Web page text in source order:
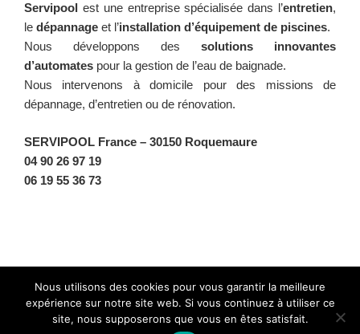
Servipool est une entreprise spécialisée dans l’entretien,
le dépannage et l’installation d’équipement de piscines.
Nous développons des solutions innovantes
d’automates pour la gestion de l’eau de baignade.
Nous intervenons à domicile pour des missions de
dépannage, d’entretien ou de rénovation.
SERVIPOOL France – 30150 Roquemaure
04 90 26 97 19
06 19 55 36 73
Fièrement propulsé par WordPress
Nous utilisons des cookies pour vous garantir la meilleure
expérience sur notre site web. Si vous continuez à utiliser ce
site, nous supposerons que vous en êtes satisfait.